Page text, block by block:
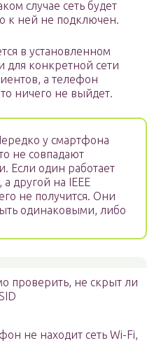
случае сеть будет
к ней не подключен.
в установленном
для конкретной сети
а телефон
ничего не выйдет.
у смартфона
не совпадают
Если один работает
а другой на IEEE
не получится. Они
одинаковыми, либо
проверить, не скрыт ли
не находит сеть Wi-Fi,